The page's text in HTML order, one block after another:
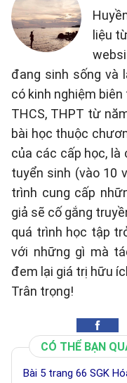
liệu
đang sinh sống và
có kinh nghiệm
THCS, THPT từ
bài học thuộc
của các cấp học,
tuyển sinh (vào 10
trình cung cấp
giả sẽ cố gắng
quá trình học tập
với những gì mà
đem lại giá trị hữu
Trân trọng!
CÓ THỂ BẠN
Bài 5 trang 66 SGK